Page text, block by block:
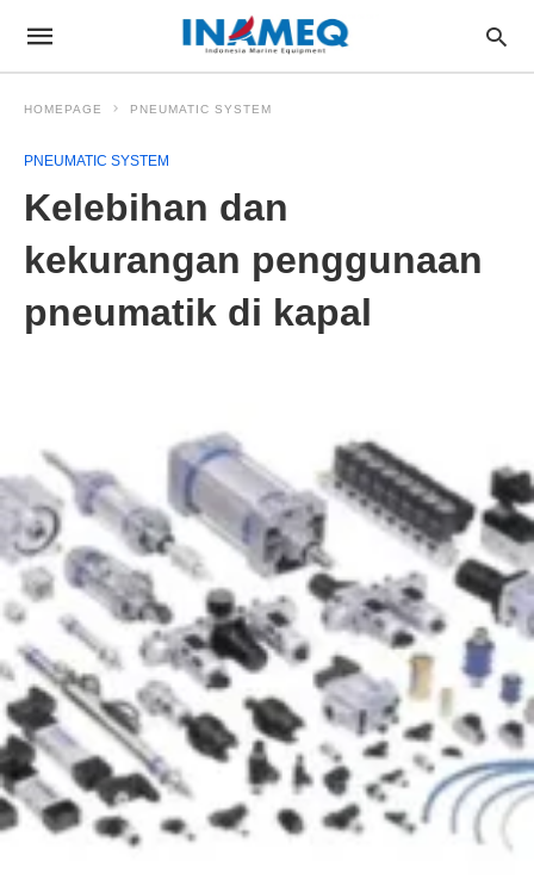
HOMEPAGE PNEUMATIC SYSTEM
PNEUMATIC SYSTEM
Kelebihan dan
kekurangan penggunaan
pneumatik di kapal